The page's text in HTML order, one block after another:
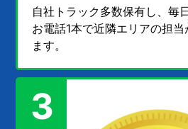
自社トラック多数保有し、毎
お電話1本で近隣エリアの担
ます。
3